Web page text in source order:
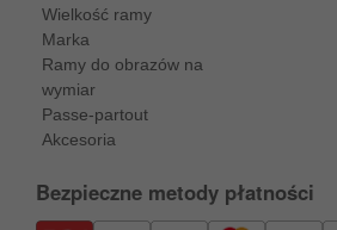
Wielkość ramy
Marka
Ramy do obrazów na
wymiar
Passe-partout
Akcesoria
Bezpieczne metody płatności